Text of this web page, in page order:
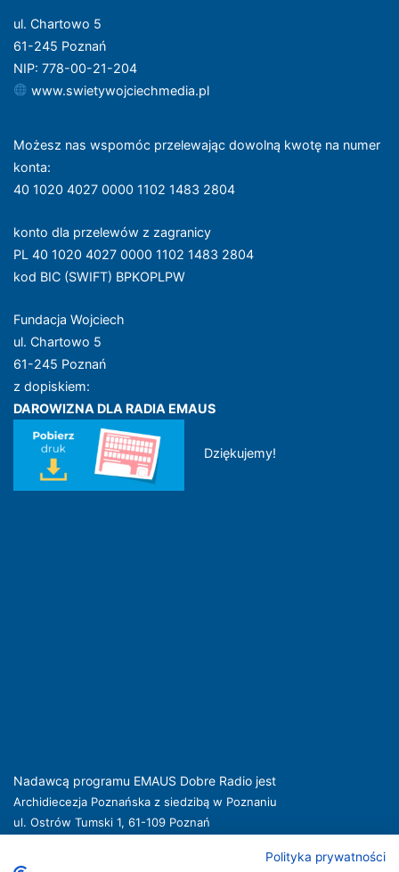
ul. Chartowo 5
61-245 Poznań
NIP: 778-00-21-204
www.swietywojciechmedia.pl
Możesz nas wspomóc przelewając dowolną kwotę na numer
konta:
40 1020 4027 0000 1102 1483 2804
konto dla przelewów z zagranicy
PL 40 1020 4027 0000 1102 1483 2804
kod BIC (SWIFT) BPKOPLPW
Fundacja Wojciech
ul. Chartowo 5
61-245 Poznań
z dopiskiem:
DAROWIZNA DLA RADIA EMAUS
Dziękujemy!
Nadawcą programu EMAUS Dobre Radio jest
Archidiecezja Poznańska z siedzibą w Poznaniu
ul. Ostrów Tumski 1, 61-109 Poznań
Polityka prywatności